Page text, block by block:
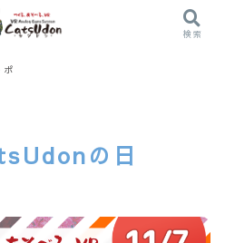
の日
検索